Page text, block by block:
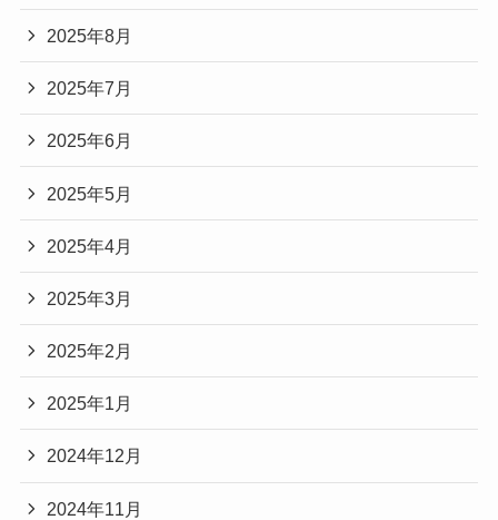
2025年8月
2025年7月
2025年6月
2025年5月
2025年4月
2025年3月
2025年2月
2025年1月
2024年12月
2024年11月